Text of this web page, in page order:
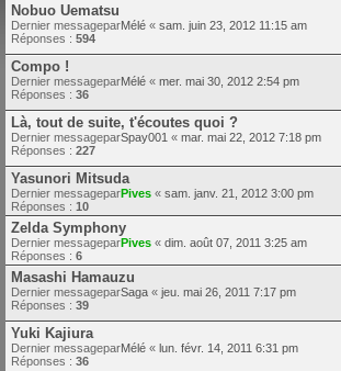
Nobuo Uematsu
Dernier messageparMélé « sam. juin 23, 2012 11:15 am
Réponses : 594
Compo !
Dernier messageparMélé « mer. mai 30, 2012 2:54 pm
Réponses : 36
Là, tout de suite, t'écoutes quoi ?
Dernier messageparSpay001 « mar. mai 22, 2012 7:18 pm
Réponses : 227
Yasunori Mitsuda
Dernier messageparPives « sam. janv. 21, 2012 3:00 pm
Réponses : 10
Zelda Symphony
Dernier messageparPives « dim. août 07, 2011 3:25 am
Réponses : 6
Masashi Hamauzu
Dernier messageparSaga « jeu. mai 26, 2011 7:17 pm
Réponses : 39
Yuki Kajiura
Dernier messageparMélé « lun. févr. 14, 2011 6:31 pm
Réponses : 36